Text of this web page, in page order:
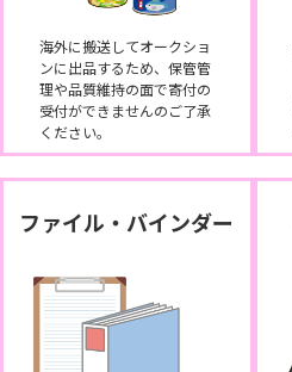
海外に搬送してオークショ
ンに出品するため、保管管
理や品質維持の面で寄付の
受付ができませんのご了承
ください。
ファイル・バインダー